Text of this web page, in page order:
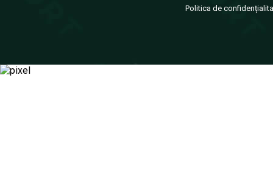
Politica de